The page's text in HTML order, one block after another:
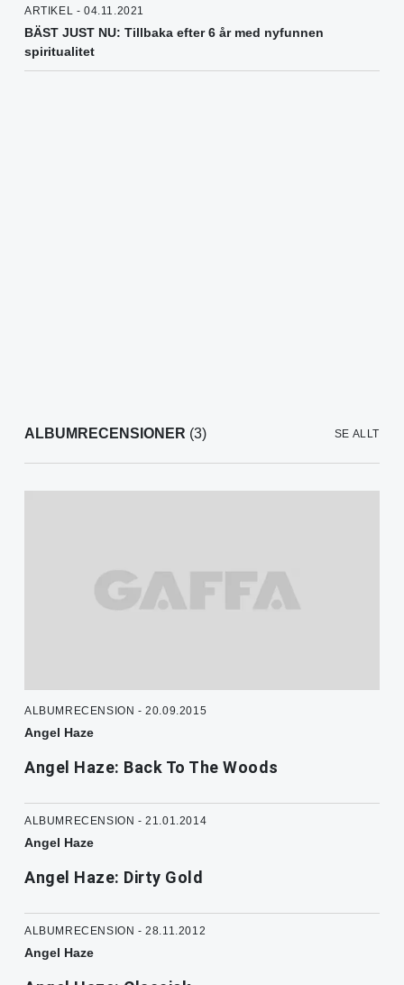
ARTIKEL - 04.11.2021
BÄST JUST NU: Tillbaka efter 6 år med nyfunnen
spiritualitet
ALBUMRECENSIONER (3) SE ALLT
ALBUMRECENSION - 20.09.2015
Angel Haze
Angel Haze: Back To The Woods
ALBUMRECENSION - 21.01.2014
Angel Haze
Angel Haze: Dirty Gold
ALBUMRECENSION - 28.11.2012
Angel Haze